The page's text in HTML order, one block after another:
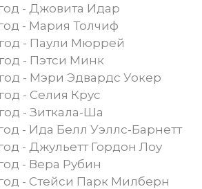
- Джовита Идар
- Мария Толчиф
- Паули Мюррей
- Пэтси Минк
- Мэри Эдвардс Уокер
- Селия Крус
- Зиткала-Ша
- Ида Белл Уэллс-Барнетт
- Джульетт Гордон Лоу
- Вера Рубин
- Стейси Парк Милберн